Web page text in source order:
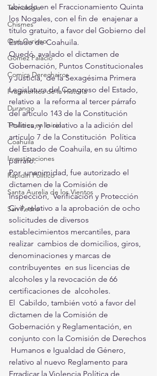
Tecnología
Chismes
Qué Curioso
Gómez Palacio
Comics Derechairos
Fragmentos de la Historia
Durango
Titulares en Inicio
Coahuila
Investigaciones
Rapidín Político
Santa Aurelia de los Vientos
San Pedro
ubicado en el Fraccionamiento Quinta
los Nogales, con el fin de  enajenar a
título gratuito, a favor del Gobierno del
Estado de Coahuila.
Quedó  avalado el dictamen de
Gobernación, Puntos Constitucionales
y Justicia,  de la Sexagésima Primera
Legislatura del Congreso del Estado,
relativo a  la reforma al tercer párrafo
del artículo 143 de la Constitución
Política, y lo relativo a la adición del
artículo 7 de la Constitución  Política
del Estado de Coahuila, en su último
párrafo.
Por  unanimidad, fue autorizado el
dictamen de la Comisión de
Inspección,  Verificación y Protección
Civil, relativo a la aprobación de ocho
solicitudes de diversos
establecimientos mercantiles, para
realizar  cambios de domicilios, giros,
denominaciones y marcas de
contribuyentes  en sus licencias de
alcoholes y la revocación de 66
certificaciones de  alcoholes.
El  Cabildo, también votó a favor del
dictamen de la Comisión de
Gobernación y Reglamentación, en
conjunto con la Comisión de Derechos
Humanos e Igualdad de Género,
relativo al nuevo Reglamento para
Erradicar la Violencia Política de